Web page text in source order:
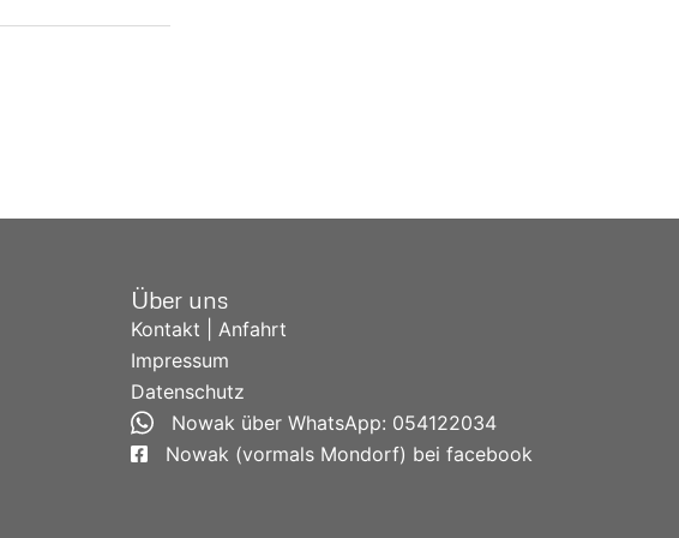
Über uns
Kontakt | Anfahrt
Impressum
Datenschutz
Nowak über WhatsApp: 054122034
Nowak (vormals Mondorf) bei facebook